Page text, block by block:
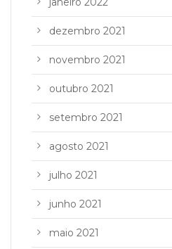
dezembro 2021
novembro 2021
outubro 2021
setembro 2021
agosto 2021
julho 2021
junho 2021
maio 2021